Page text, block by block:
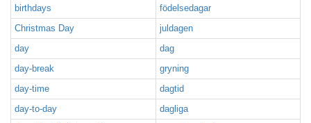
birthdays
födelsedagar
Christmas Day
juldagen
day
dag
day-break
gryning
day-time
dagtid
day-to-day
dagliga